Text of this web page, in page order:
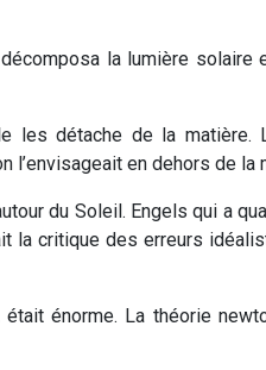
la lumière solaire
les détache de la matière.
en dehors de la
du Soleil. Engels qui a
la critique des erreurs
énorme. La théorie